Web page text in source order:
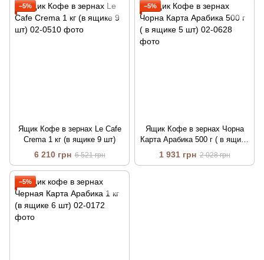
−5%
Ящик Кофе в зернах Le Cafe
Crema 1 кг (в ящике 9 шт)
6 210 грн 6 521 грн
−5%
Ящик Кофе в зернах Чорна
Карта Арабика 500 г ( в ящике
5 шт)
1 931 грн 2 028 грн
−5%